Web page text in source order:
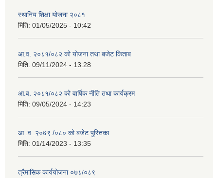
स्थानिय शिक्षा योजना २०८१
मिति: 01/05/2025 - 10:42
आ.व. २०८१/०८२ को योजना तथा बजेट किताब
मिति: 09/11/2024 - 13:28
आ.व. २०८१/०८२ को वार्षिक नीति तथा कार्यक्रम
मिति: 09/05/2024 - 14:23
आ .व .२०७९ /०८० को बजेट पुस्तिका
मिति: 01/14/2023 - 13:35
त्रैमासिक कार्ययोजना ०७८/०८९